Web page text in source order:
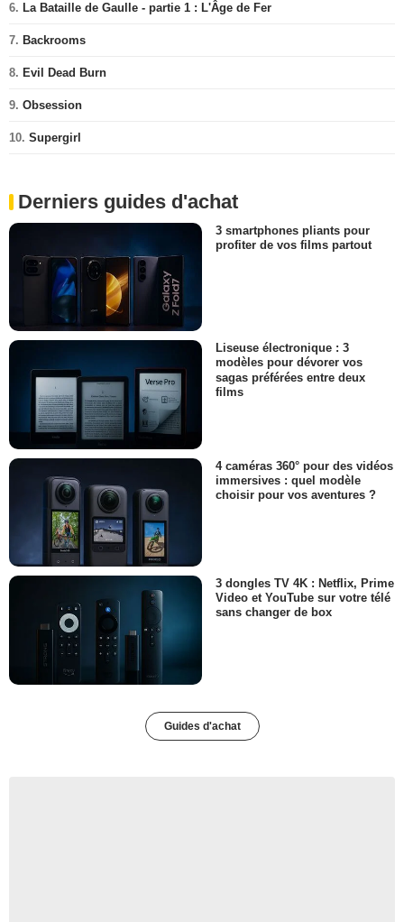
6. La Bataille de Gaulle - partie 1 : L'Âge de Fer
7. Backrooms
8. Evil Dead Burn
9. Obsession
10. Supergirl
Derniers guides d'achat
3 smartphones pliants pour
profiter de vos films partout
Liseuse électronique : 3
modèles pour dévorer vos
sagas préférées entre deux
films
4 caméras 360° pour des vidéos
immersives : quel modèle
choisir pour vos aventures ?
3 dongles TV 4K : Netflix, Prime
Video et YouTube sur votre télé
sans changer de box
Guides d'achat